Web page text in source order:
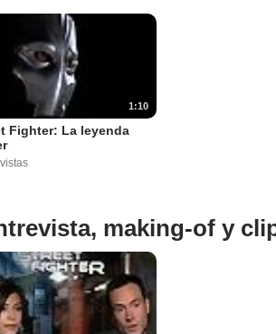
1:10
Fighter: La leyenda
making-of y